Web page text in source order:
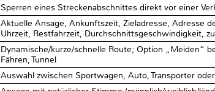
Sperren eines Streckenabschnittes direkt vor einer
Aktuelle Ansage, Ankunftszeit, Zieladresse, Adresse
Uhrzeit, Restfahrzeit, Durchschnittsgeschwindigkeit,
Dynamische/kurze/schnelle Route; Option „Meiden“
Fähren, Tunnel
Auswahl zwischen Sportwagen, Auto, Transporter